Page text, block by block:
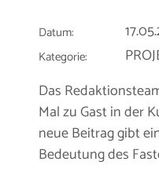
Datum:
Kategorie:
Das
Mal zu Gast in der
neue Beitrag gibt
Bedeutung des